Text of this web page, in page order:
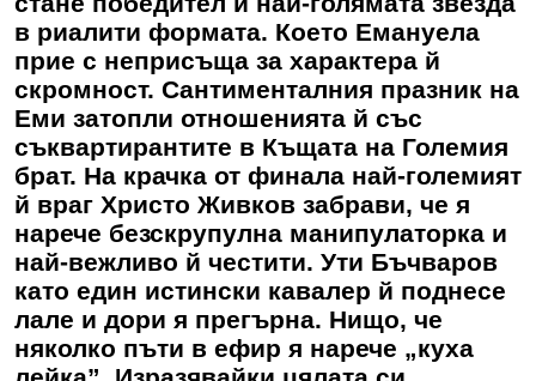
в риалити формата. Което Емануела
прие с неприсъща за характера й
скромност. Сантименталния празник на
Еми затопли отношенията й със
съквартирантите в Къщата на Големия
брат. На крачка от финала най-големият
й враг Христо Живков забрави, че я
нарече безскрупулна манипулаторка и
най-вежливо й честити. Ути Бъчваров
като един истински кавалер й поднесе
лале и дори я прегърна. Нищо, че
няколко пъти в ефир я нарече „куха